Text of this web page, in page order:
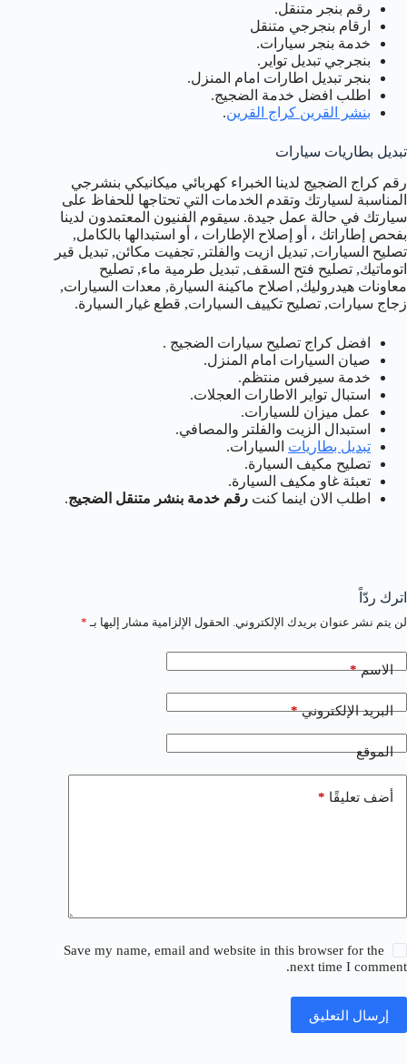
رقم بنجر متنقل.
ارقام بنجرجي متنقل
خدمة بنجر سيارات.
بنجرجي تبديل تواير.
بنجر تبديل اطارات امام المنزل.
اطلب افضل خدمة الضجيج.
بنشر القرين كراج القرين.
تبديل بطاريات سيارات
رقم كراج الضجيج لدينا الخبراء كهربائي ميكانيكي بنشرجي
المناسبة لسيارتك وتقدم الخدمات التي تحتاجها للحفاظ على
سيارتك في حالة عمل جيدة. سيقوم الفنيون المعتمدون لدينا
بفحص إطاراتك ، أو إصلاح الإطارات ، أو استبدالها بالكامل,
تصليح السيارات, تبديل ازيت والفلتر, تجفيت مكائن, تبديل قير
اتوماتيك, تصليح فتح السقف, تبديل طرمية ماء, تصليح
معاونات هيدروليك, اصلاح ماكينة السيارة, معدات السيارات,
زجاج سيارات, تصليح تكييف السيارات, قطع غيار السيارة.
افضل كراج تصليح سيارات الضجيج .
صيان السيارات امام المنزل.
خدمة سيرفس منتظم.
استبال تواير الاطارات العجلات.
عمل ميزان للسيارات.
استبدال الزيت والفلتر والمصافي.
تبديل بطاريات السيارات.
تصليح مكيف السيارة.
تعبئة غاو مكيف السيارة.
اطلب الان اينما كنت رقم خدمة بنشر متنقل الضجيج.
اترك ردّاً
لن يتم نشر عنوان بريدك الإلكتروني. الحقول الإلزامية مشار إليها بـ *
الاسم*
البريد الإلكتروني*
الموقع
أضف تعليقًا *
Save my name, email and website in this browser for the
next time I comment.
إرسال التعليق